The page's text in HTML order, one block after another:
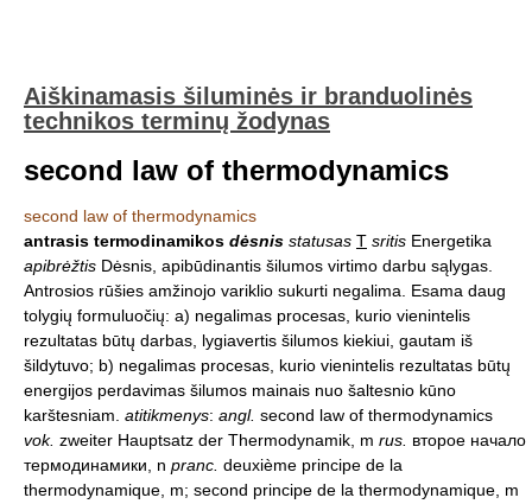
Aiškinamasis šiluminės ir branduolinės
technikos terminų žodynas
second law of thermodynamics
second law of thermodynamics
antrasis termodinamikos dėsnis statusas T sritis Energetika
apibrėžtis Dėsnis, apibūdinantis šilumos virtimo darbu sąlygas.
Antrosios rūšies amžinojo variklio sukurti negalima. Esama daug
tolygių formuluočių: a) negalimas procesas, kurio vienintelis
rezultatas būtų darbas, lygiavertis šilumos kiekiui, gautam iš
šildytuvo; b) negalimas procesas, kurio vienintelis rezultatas būtų
energijos perdavimas šilumos mainais nuo šaltesnio kūno
karštesniam. atitikmenys: angl. second law of thermodynamics
vok. zweiter Hauptsatz der Thermodynamik, m rus. второе начало
термодинамики, n pranc. deuxième principe de la
thermodynamique, m; second principe de la thermodynamique, m